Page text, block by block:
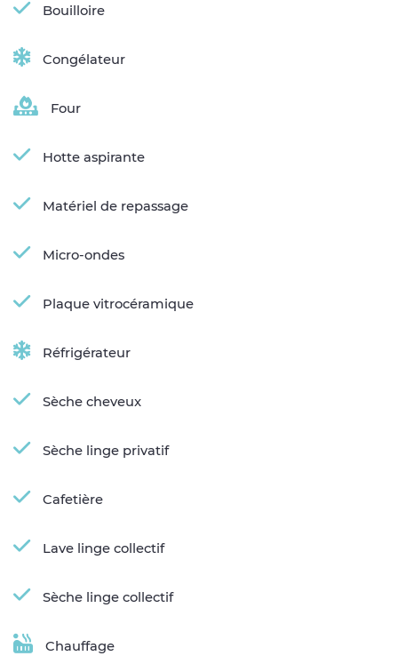
Bouilloire
Congélateur
Four
Hotte aspirante
Matériel de repassage
Micro-ondes
Plaque vitrocéramique
Réfrigérateur
Sèche cheveux
Sèche linge privatif
Cafetière
Lave linge collectif
Sèche linge collectif
Chauffage